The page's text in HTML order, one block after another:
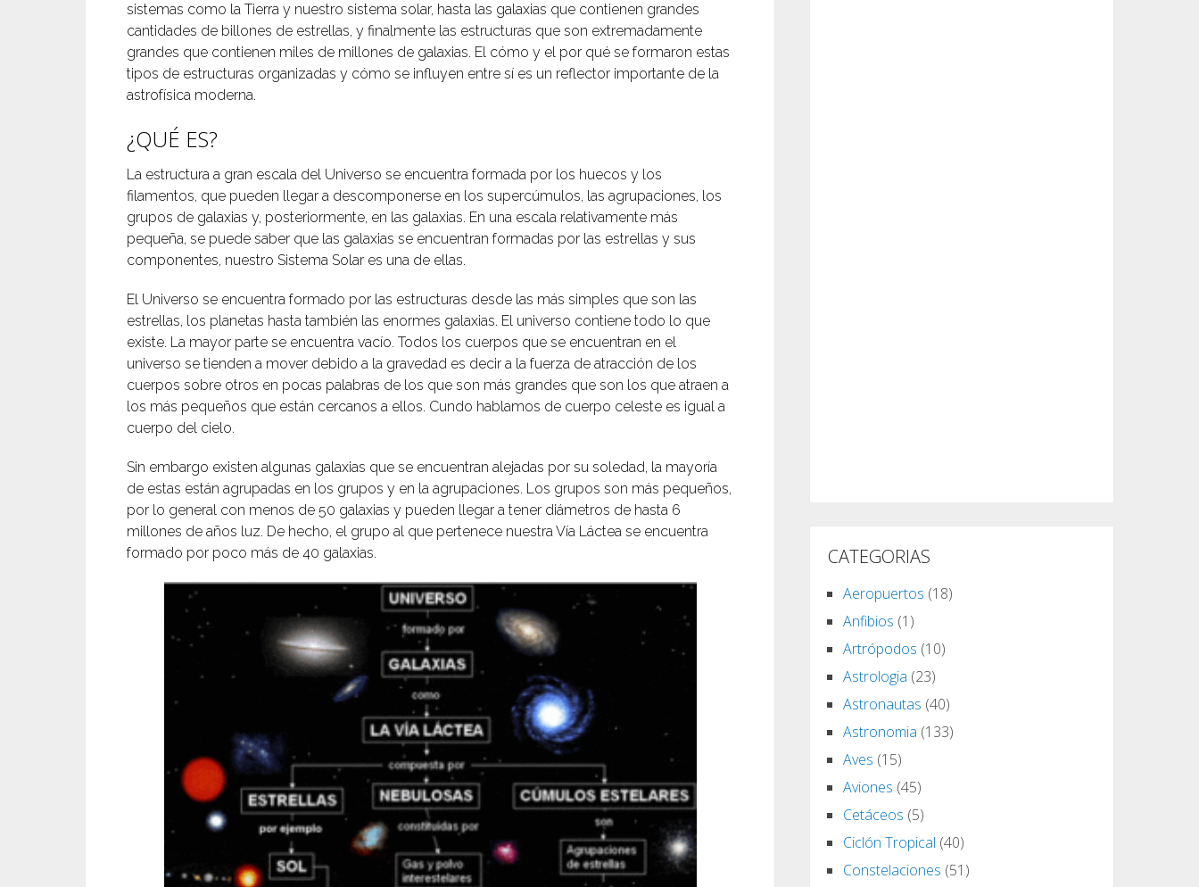
sistemas como la Tierra y nuestro sistema solar, hasta las galaxias que contienen grandes
cantidades de billones de estrellas, y finalmente las estructuras que son extremadamente
grandes que contienen miles de millones de galaxias. El cómo y el por qué se formaron estas
tipos de estructuras organizadas y cómo se influyen entre sí es un reflector importante de la
astrofísica moderna.
¿QUÉ ES?
La estructura a gran escala del Universo se encuentra formada por los huecos y los
filamentos, que pueden llegar a descomponerse en los supercúmulos, las agrupaciones, los
grupos de galaxias y, posteriormente, en las galaxias. En una escala relativamente más
pequeña, se puede saber que las galaxias se encuentran formadas por las estrellas y sus
componentes, nuestro Sistema Solar es una de ellas.
El Universo se encuentra formado por las estructuras desde las más simples que son las
estrellas, los planetas hasta también las enormes galaxias. El universo contiene todo lo que
existe. La mayor parte se encuentra vacío. Todos los cuerpos que se encuentran en el
universo se tienden a mover debido a la gravedad es decir a la fuerza de atracción de los
cuerpos sobre otros en pocas palabras de los que son más grandes que son los que atraen a
los más pequeños que están cercanos a ellos. Cundo hablamos de cuerpo celeste es igual a
cuerpo del cielo.
Sin embargo existen algunas galaxias que se encuentran alejadas por su soledad, la mayoría
de estas están agrupadas en los grupos y en la agrupaciones. Los grupos son más pequeños,
por lo general con menos de 50 galaxias y pueden llegar a tener diámetros de hasta 6
millones de años luz. De hecho, el grupo al que pertenece nuestra Vía Láctea se encuentra
formado por poco más de 40 galaxias.
CATEGORIAS
Aeropuertos (18)
Anfibios (1)
Artrópodos (10)
Astrologia (23)
Astronautas (40)
Astronomia (133)
Aves (15)
Aviones (45)
Cetáceos (5)
Ciclón Tropical (40)
Constelaciones (51)